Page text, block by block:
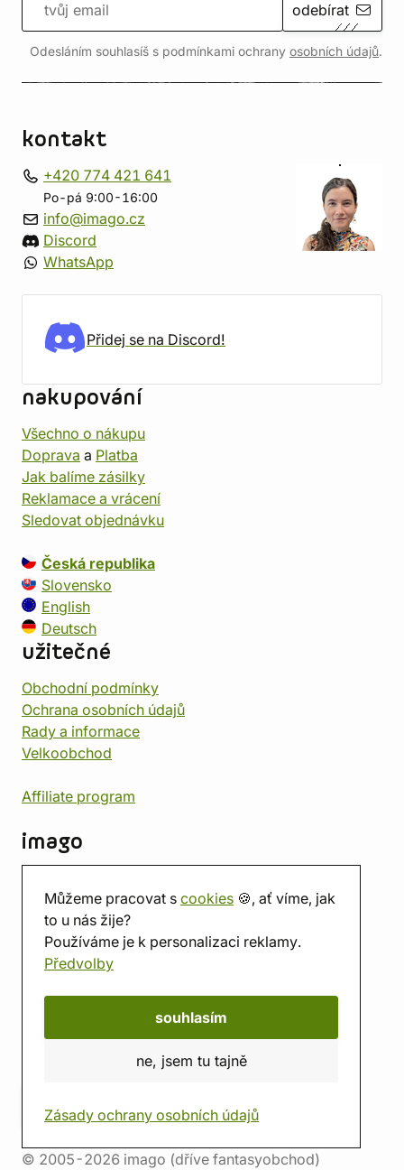
Můžeme pracovat s cookies 🍪, ať víme, jak
to u nás žije?
Používáme je k personalizaci reklamy.
Předvolby
souhlasím
ne, jsem tu tajně
Zásady ochrany osobních údajů
odebírat
Odesláním souhlasíš s podmínkami ochrany osobních údajů.
kontakt
+420 774 421 641
Po-pá 9:00-16:00
info@imago.cz
Discord
WhatsApp
Přidej se na Discord!
nakupování
Všechno o nákupu
Doprava a Platba
Jak balíme zásilky
Reklamace a vrácení
Sledovat objednávku
Česká republika
Slovensko
English
Deutsch
užitečné
Obchodní podmínky
Ochrana osobních údajů
Rady a informace
Velkoobchod
Affiliate program
imago
Prodejna
Herna
O nás
Hodnocení obchodu
© 2005-2026 imago (dříve fantasyobchod)